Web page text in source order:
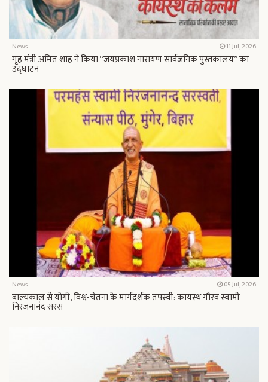
News 11 Jul, 2026
गृह मंत्री अमित शाह ने किया “जयप्रकाश नारायण सार्वजनिक पुस्तकालय” का
उद्घाटन
News 05 Jul, 2026
बाल्यकाल से योगी, विश्व-चेतना के मार्गदर्शक तपस्वी: कायस्थ गौरव स्वामी
निरंजनानंद सरस